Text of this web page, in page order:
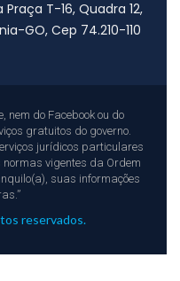
T-16, Quadra 12,
GO, Cep 74.210-110
nem do Facebook ou do
gratuitos do governo.
jurídicos particulares
normas vigentes da Ordem
suas informações
reservados.